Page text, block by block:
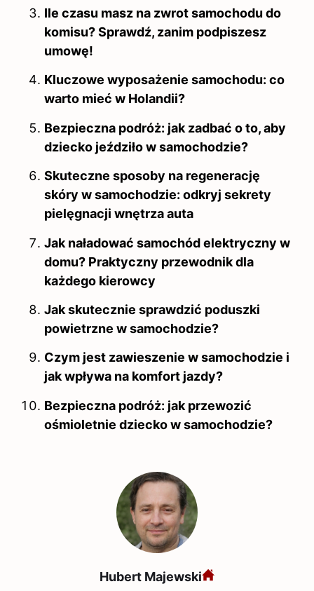
Ile czasu masz na zwrot samochodu do
komisu? Sprawdź, zanim podpiszesz
umowę!
Kluczowe wyposażenie samochodu: co
warto mieć w Holandii?
Bezpieczna podróż: jak zadbać o to, aby
dziecko jeździło w samochodzie?
Skuteczne sposoby na regenerację
skóry w samochodzie: odkryj sekrety
pielęgnacji wnętrza auta
Jak naładować samochód elektryczny w
domu? Praktyczny przewodnik dla
każdego kierowcy
Jak skutecznie sprawdzić poduszki
powietrzne w samochodzie?
Czym jest zawieszenie w samochodzie i
jak wpływa na komfort jazdy?
Bezpieczna podróż: jak przewozić
ośmioletnie dziecko w samochodzie?
Hubert Majewski